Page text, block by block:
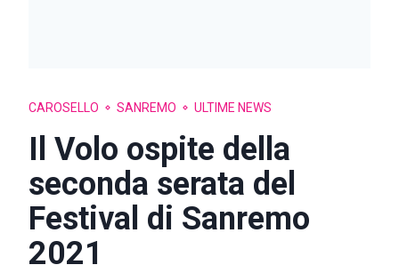
CAROSELLO SANREMO ULTIME NEWS
Il Volo ospite della
seconda serata del
Festival di Sanremo
2021